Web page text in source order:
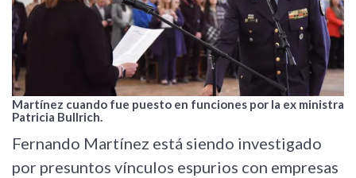
Martínez cuando fue puesto en funciones por la ex ministra
Patricia Bullrich.
Fernando Martínez está siendo investigado
por presuntos vínculos espurios con empresas